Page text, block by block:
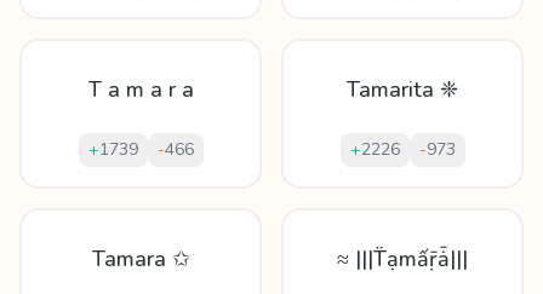
T a m a r a
+1739 -466
Tamarita ❈
+2226 -973
Tamara ✩ ≈ |||T̈ạmấṝǡ|||